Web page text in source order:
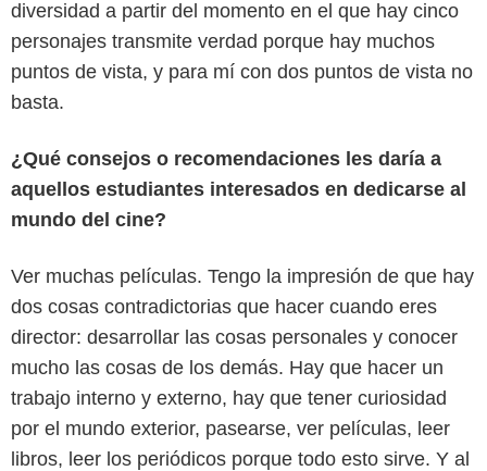
diversidad a partir del momento en el que hay cinco
personajes transmite verdad porque hay muchos
puntos de vista, y para mí con dos puntos de vista no
basta.
¿Qué consejos o recomendaciones les daría a
aquellos estudiantes interesados en dedicarse al
mundo del cine?
Ver muchas películas. Tengo la impresión de que hay
dos cosas contradictorias que hacer cuando eres
director: desarrollar las cosas personales y conocer
mucho las cosas de los demás. Hay que hacer un
trabajo interno y externo, hay que tener curiosidad
por el mundo exterior, pasearse, ver películas, leer
libros, leer los periódicos porque todo esto sirve. Y al